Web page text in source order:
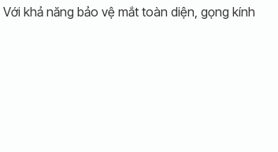
Với khả năng bảo vệ mắt toàn diện, gọng kính